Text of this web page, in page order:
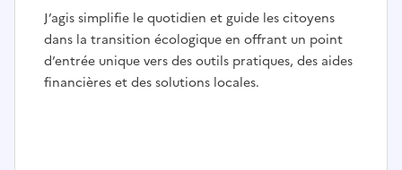
J’agis simplifie le quotidien et guide les citoyens
dans la transition écologique en offrant un point
d’entrée unique vers des outils pratiques, des aides
financières et des solutions locales.